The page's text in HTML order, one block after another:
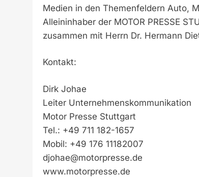
Medien in den Themenfeldern Auto,
Alleininhaber der MOTOR PRESSE
zusammen mit Herrn Dr. Hermann
Kontakt:
Dirk Johae
Leiter Unternehmenskommunikation
Motor Presse Stuttgart
Tel.: +49 711 182-1657
Mobil: +49 176 11182007
djohae@motorpresse.de
www.motorpresse.de